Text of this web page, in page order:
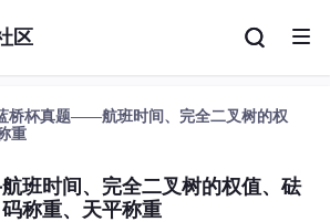
区
桥杯真题——航班时间、完全二叉树的权
重
班时间、完全二叉树的权值、砝
码称重、天平称重